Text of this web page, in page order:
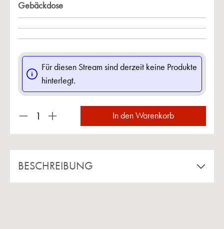
Gebäckdose
Für diesen Stream sind derzeit keine Produkte
hinterlegt.
Produkt Anzahl: Gib den gewünschten Wert
In den Warenkorb
BESCHREIBUNG